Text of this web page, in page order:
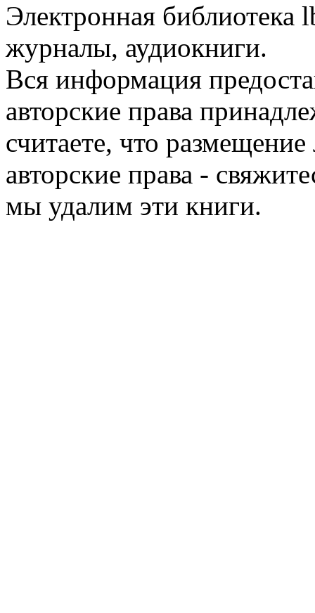
Электронная библиотека
журналы, аудиокниги.
Вся информация
авторские права
считаете, что
авторские права -
мы удалим эти книги.